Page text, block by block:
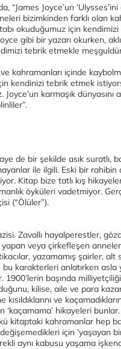
“James Joyce’un
bizimkinden farklı olan
okuduğumuz için kendimizi
gibi bir yazarı okurken,
tebrik etmekle
kahramanları içinde
kendinizi tebrik etmek
karmaşık
de bir şekilde asık suratlı,
ile ilgili. Eski bir
Kitap bize tatlı kış
öyküleri vadetmiyor.
(“Ölüler”).
Zavallı hayalperestler,
veya çirkefleşen
yazamamış şairler, alt
karakterleri anlatırken asla
başında
kilise, aile ve para
ve
‘kaçamama’ hikayeleri
kitaptaki kahramanlar hep
için ’yaşayan
aynı kabusu yaşama